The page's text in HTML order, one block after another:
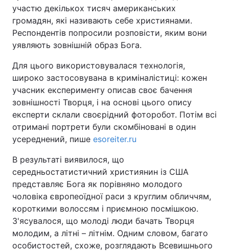
Головна Війна
Економіка Світ
Спорт Наука
Техно і зв'язок Лайт
Зброя
Здоров'я Туризм
Цікавинки
Екологія Регіони
Лонгріди
участю декількох тисяч американських
громадян, які називають себе християнами.
Респондентів попросили розповісти, яким вони
уявляють зовнішній образ Бога.
Для цього використовувалася технологія,
широко застосовувана в криміналістиці: кожен
учасник експерименту описав своє бачення
зовнішності Творця, і на основі цього опису
експерти склали своєрідний фоторобот. Потім всі
отримані портрети були скомбіновані в один
усереднений, пише esoreiter.ru
В результаті виявилося, що
середньостатистичний християнин із США
представляє Бога як порівняно молодого
чоловіка європеоїдної раси з круглим обличчям,
короткими волоссям і приємною посмішкою.
З'ясувалося, що молоді люди бачать Творця
молодим, а літні – літнім. Одним словом, багато
особистостей, схоже, розглядають Всевишнього